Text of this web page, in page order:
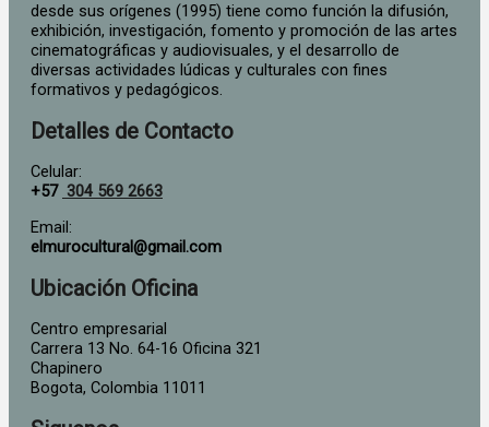
desde sus orígenes (1995) tiene como función la difusión,
exhibición, investigación, fomento y promoción de las artes
cinematográficas y audiovisuales, y el desarrollo de
diversas actividades lúdicas y culturales con fines
formativos y pedagógicos.
Detalles de Contacto
Celular:
+57 304 569 2663
Email:
elmurocultural@gmail.com
Ubicación Oficina
Centro empresarial
Carrera 13 No. 64-16 Oficina 321
Chapinero
Bogota, Colombia 11011